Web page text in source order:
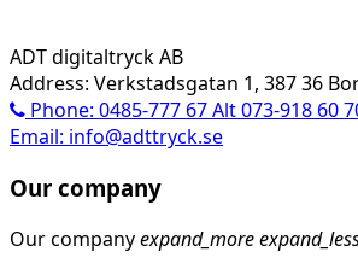
ADT digitaltryck AB
Address: Verkstadsgatan 1, 387 36
Phone: 0485-777 67 Alt 073-918 60
Email: info@adttryck.se
Our company
Our companyexpand_more